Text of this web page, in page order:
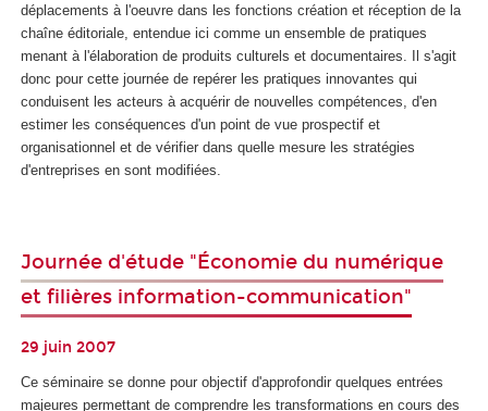
déplacements à l'oeuvre dans les fonctions création et réception de la
chaîne éditoriale, entendue ici comme un ensemble de pratiques
menant à l'élaboration de produits culturels et documentaires. Il s'agit
donc pour cette journée de repérer les pratiques innovantes qui
conduisent les acteurs à acquérir de nouvelles compétences, d'en
estimer les conséquences d'un point de vue prospectif et
organisationnel et de vérifier dans quelle mesure les stratégies
d'entreprises en sont modifiées.
Journée d'étude "Économie du numérique
et filières information-communication"
29 juin 2007
Ce séminaire se donne pour objectif d'approfondir quelques entrées
majeures permettant de comprendre les transformations en cours des